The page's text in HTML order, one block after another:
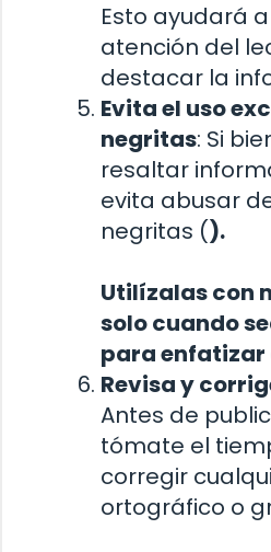
Esto ayudará
atención del
destacar la
Evita el uso
negritas: Si
resaltar
evita abusar
negritas ().
Utilízalas con
solo cuando
para
Revisa y
Antes de
tómate el
corregir
ortográfico o